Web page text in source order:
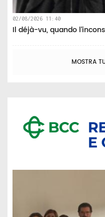
02/08/2026 11:40
Il déjà-vu, quando
MOSTRA